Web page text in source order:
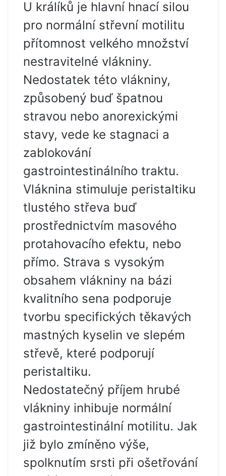
U králíků je hlavní hnací silou
pro normální střevní motilitu
přítomnost velkého množství
nestravitelné vlákniny.
Nedostatek této vlákniny,
způsobený buď špatnou
stravou nebo anorexickými
stavy, vede ke stagnaci a
zablokování
gastrointestinálního traktu.
Vláknina stimuluje peristaltiku
tlustého střeva buď
prostřednictvím masového
protahovacího efektu, nebo
přímo. Strava s vysokým
obsahem vlákniny na bázi
kvalitního sena podporuje
tvorbu specifických těkavých
mastných kyselin ve slepém
střevě, které podporují
peristaltiku.
Nedostatečný příjem hrubé
vlákniny inhibuje normální
gastrointestinální motilitu. Jak
již bylo zmíněno výše,
spolknutím srsti při ošetřování